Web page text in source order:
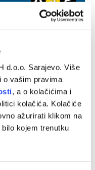
d.o.o. Sarajevo. Više
o vašim pravima
, a o kolačićima i
kolačića. Kolačiće
ažurirati klikom na
bilo kojem trenutku